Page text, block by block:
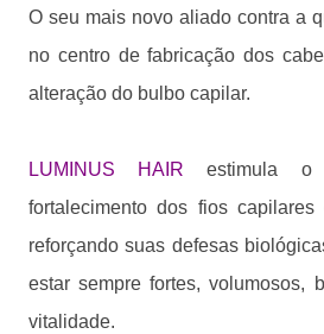
O seu mais novo aliado contra a
no centro de fabricação dos
alteração do bulbo capilar.
LUMINUS HAIR estimula o
fortalecimento dos fios
reforçando suas defesas
estar sempre fortes, volumosos,
vitalidade.